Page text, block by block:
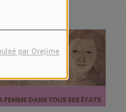
par Orejime